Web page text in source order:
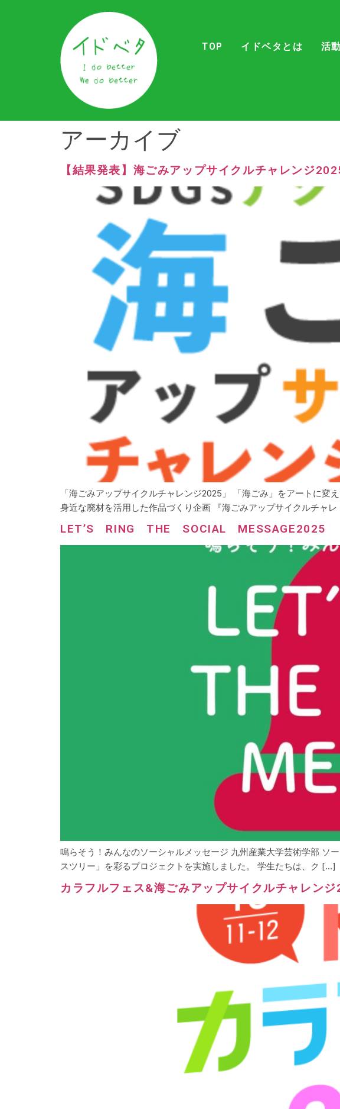
TOP イドベタとは 活
アーカイブ
【結果発表】海ごみアップサイクルチャレンジ
「海ごみアップサイクルチャレンジ2025」 「海ごみ」をアートに
身近な廃材を活用した作品づくり企画 『海ごみアップサイクルチャ
LET’S RING THE SOCIAL MESSAGE2025
鳴らそう！みんなのソーシャルメッセージ 九州産業大学芸術学部 ソ
スツリー」を彩るプロジェクトを実施しました。 学生たちは、ク […]
カラフルフェス&海ごみアップサイクルチャレン